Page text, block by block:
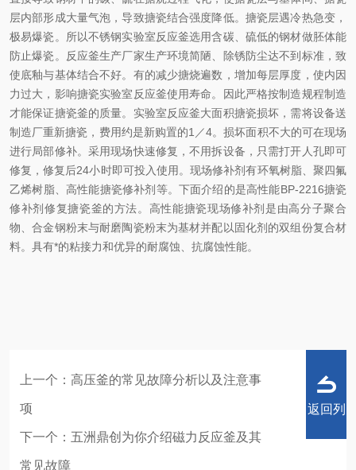
层内部形成大量气泡，导致搪瓷结合强度降低。搪瓷层遇冷热急变，
极易爆瓷。所以不锈钢实验室反应釜选用含碳、硫低的钢材做胚体能
防止爆瓷。反应釜生产厂家生产环境简陋、除锈防尘达不到标准，致
使底釉与基体结合不好。有的减少搪烧遍数，增加每层厚度，使内因
力过大，影响搪瓷实验室反应釜使用寿命。因此严格按制造规程制造
才能保证搪瓷釜的质量。实验室反应釜大面积搪瓷损坏，需将设备送
制造厂重新搪瓷，费用约是新购置的1／4。损坏面积不大的可在现场
进行局部修补。采用现场快速修复，不用拆设备，只需打开人孔即可
修复，修复后24小时即可投入使用。现场修补剂有环氧树脂、聚四氟
乙烯树脂、高性能搪瓷修补剂等。下面介绍的是高性能BP-2216搪瓷
修补剂修复搪瓷釜的方法。高性能搪瓷现场修补剂是由高分子聚合
物、合金钢粉末与耐磨陶瓷粉末为基材并配以固化剂的双组份复合材
料。具有*的粘接力和优异的耐腐蚀、抗腐蚀性能。
上一个： 高压釜的常见故障分析以及注意事
项
下一个： 五洲鼎创为你介绍磁力反应釜及其
常见故障
返回列